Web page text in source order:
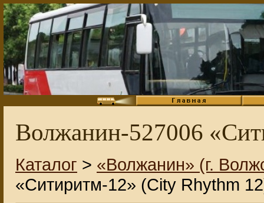
Волжанин-527006
Каталог > «Волжанин» (г.
«Ситиритм-12» (City Rhythm